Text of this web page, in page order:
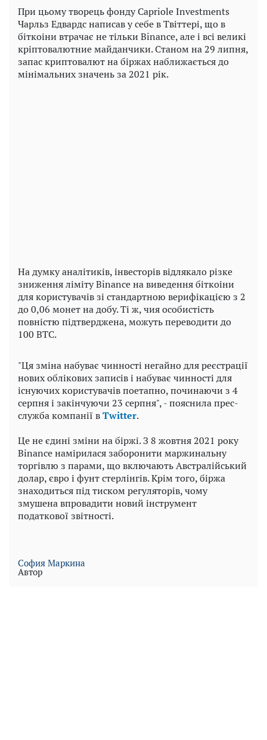
При цьому творець фонду Capriole Investments
Чарльз Едвардс написав у себе в Твіттері, що в
біткоіни втрачає не тільки Binance, але і всі великі
кріптовалютние майданчики. Станом на 29 липня,
запас криптовалют на біржах наближається до
мінімальних значень за 2021 рік.
На думку аналітиків, інвесторів відлякало різке
зниження ліміту Binance на виведення біткоіни
для користувачів зі стандартною верифікацією з 2
до 0,06 монет на добу. Ті ж, чия особистість
повністю підтверджена, можуть переводити до
100 ВТС.
"Ця зміна набуває чинності негайно для реєстрації
нових облікових записів і набуває чинності для
існуючих користувачів поетапно, починаючи з 4
серпня і закінчуючи 23 серпня", - пояснила прес-
служба компанії вTwitter.
Це не єдині зміни на біржі. З 8 жовтня 2021 року
Binance намірилася заборонити маржинальну
торгівлю з парами, що включають Австралійський
долар, євро і фунт стерлінгів. Крім того, біржа
знаходиться під тиском регуляторів, чому
змушена впровадити новий інструмент
податкової звітності.
София Маркина
Автор